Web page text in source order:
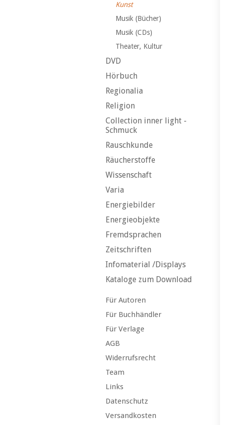
Kunst
Musik (Bücher)
Musik (CDs)
Theater, Kultur
DVD
Hörbuch
Regionalia
Religion
Collection inner light -
Schmuck
Rauschkunde
Räucherstoffe
Wissenschaft
Varia
Energiebilder
Energieobjekte
Fremdsprachen
Zeitschriften
Infomaterial /Displays
Kataloge zum Download
Für Autoren
Für Buchhändler
Für Verlage
AGB
Widerrufsrecht
Team
Links
Datenschutz
Versandkosten